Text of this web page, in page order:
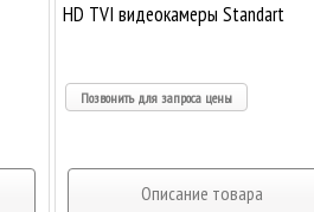
HD TVI видеокамеры Standart
Позвонить для запроса цены
Описание товара